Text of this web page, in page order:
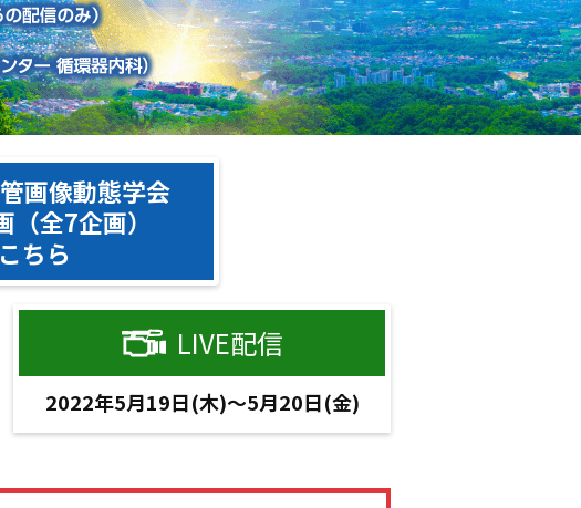
画像動態学会
全7企画）
ちら
LIVE配信
2022年5月19日(木)～5月20日(金)